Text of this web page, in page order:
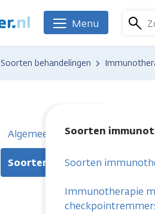
Menu
Soorten behandelingen
Algemeen
Soorten immunotherapie
Soorten
Soorten
Immunotherapie